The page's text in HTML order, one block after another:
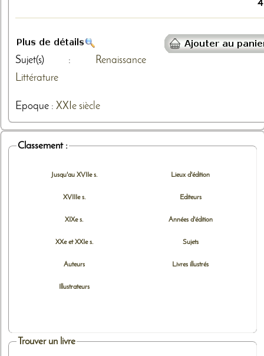
Sujet(s) :
Renaissance
Littérature
Epoque : XXIe siècle
Classement :
Jusqu'au XVIIe s.
XVIIIe s.
XIXe s.
XXe et XXIe s.
Auteurs
Illustrateurs
Lieux d'édition
Editeurs
Années d'édition
Sujets
Livres illustrés
Trouver un livre